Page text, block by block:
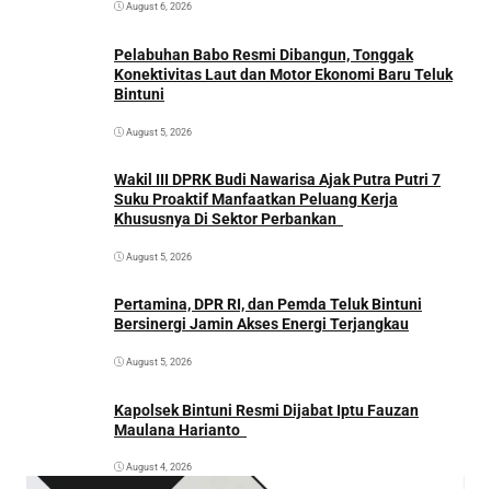
August 6, 2026
Pelabuhan Babo Resmi Dibangun, Tonggak
Konektivitas Laut dan Motor Ekonomi Baru Teluk
Bintuni
August 5, 2026
Wakil III DPRK Budi Nawarisa Ajak Putra Putri 7
Suku Proaktif Manfaatkan Peluang Kerja
August 5, 2026
Pertamina, DPR RI, dan Pemda Teluk Bintuni
Bersinergi Jamin Akses Energi Terjangkau
August 5, 2026
Kapolsek Bintuni Resmi Dijabat Iptu Fauzan
August 4, 2026